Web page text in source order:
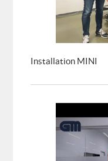
Installation MINI